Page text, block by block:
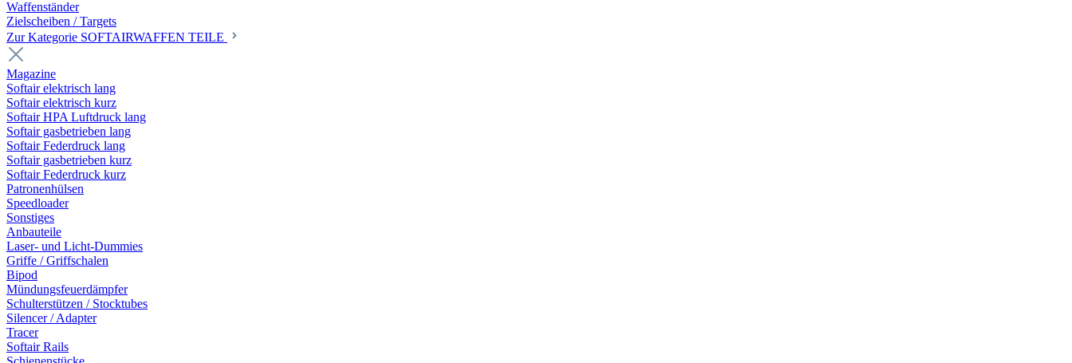
Waffenständer
Zielscheiben / Targets
Zur Kategorie SOFTAIRWAFFEN TEILE
Magazine
Softair elektrisch lang
Softair elektrisch kurz
Softair HPA Luftdruck lang
Softair gasbetrieben lang
Softair Federdruck lang
Softair gasbetrieben kurz
Softair Federdruck kurz
Patronenhülsen
Speedloader
Sonstiges
Anbauteile
Laser- und Licht-Dummies
Griffe / Griffschalen
Bipod
Mündungsfeuerdämpfer
Schulterstützen / Stocktubes
Silencer / Adapter
Tracer
Softair Rails